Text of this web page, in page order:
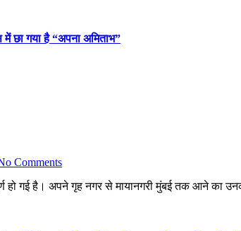
में छा गया है “अपना अमिताभ”
Comments
पूर्ण हो गई है। अपने गृह नगर से मायानगरी मुंबई तक आने